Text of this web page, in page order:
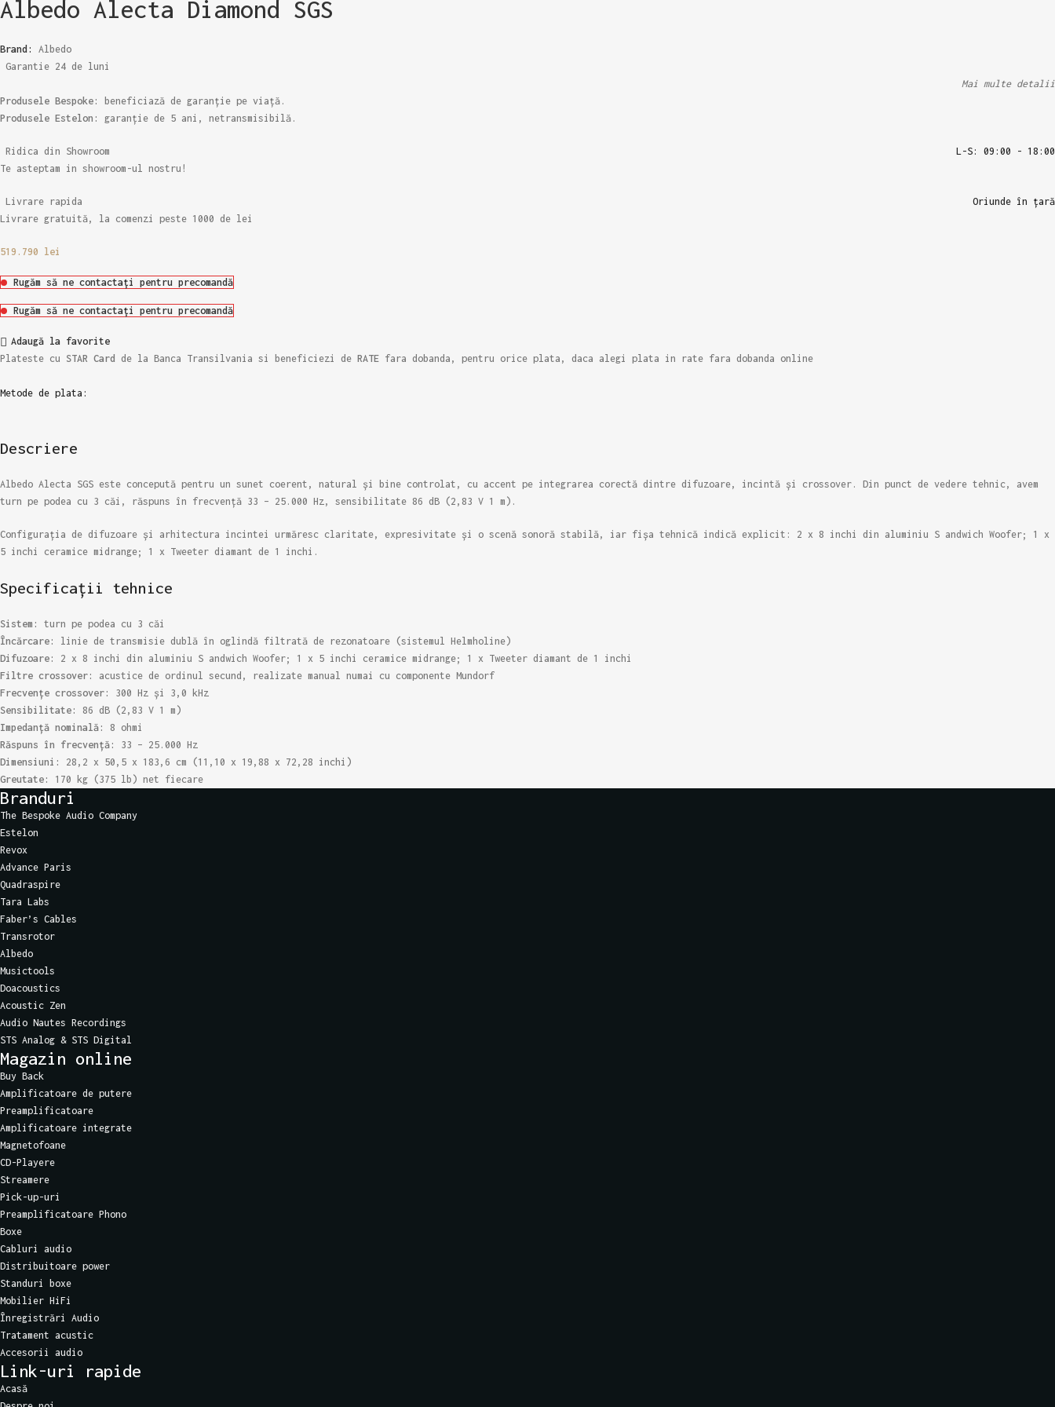
Albedo Alecta Diamond SGS
Brand: Albedo
Garantie 24 de luni
Mai multe detalii
Produsele Bespoke:
beneficiază de garanție pe viață.
Produsele Estelon:
garanție de 5 ani, netransmisibilă.
Ridica din Showroom
Te asteptam in showroom-ul nostru!
L-S: 09:00 - 18:00
Livrare rapida
Livrare gratuită, la comenzi peste 1000 de lei
Oriunde în țară
519.790 lei
Rugăm să ne contactați pentru precomandă
Rugăm să ne contactați pentru precomandă
Adaugă la favorite
Plateste cu STAR Card de la Banca Transilvania si beneficiezi de RATE fara dobanda, pentru orice plata, daca alegi plata in rate fara dobanda online
Metode de plata:
Descriere
Albedo Alecta SGS este concepută pentru un sunet coerent, natural și bine controlat, cu accent pe integrarea corectă dintre difuzoare, incintă și crossover. Din punct de vedere tehnic, avem
turn pe podea cu 3 căi, răspuns în frecvență 33 – 25.000 Hz, sensibilitate 86 dB (2,83 V 1 m).
Configurația de difuzoare și arhitectura incintei urmăresc claritate, expresivitate și o scenă sonoră stabilă, iar fișa tehnică indică explicit: 2 x 8 inchi din aluminiu S andwich Woofer; 1 x
5 inchi ceramice midrange; 1 x Tweeter diamant de 1 inchi.
Specificații tehnice
Sistem:
turn pe podea cu 3 căi
Încărcare:
linie de transmisie dublă în oglindă filtrată de rezonatoare (sistemul Helmholine)
Difuzoare:
2 x 8 inchi din aluminiu S andwich Woofer; 1 x 5 inchi ceramice midrange; 1 x Tweeter diamant de 1 inchi
Filtre crossover:
acustice de ordinul secund, realizate manual numai cu componente Mundorf
Frecvențe crossover:
300 Hz și 3,0 kHz
Sensibilitate:
86 dB (2,83 V 1 m)
Impedanță nominală:
8 ohmi
Răspuns în frecvență:
33 – 25.000 Hz
Dimensiuni:
28,2 x 50,5 x 183,6 cm (11,10 x 19,88 x 72,28 inchi)
Greutate:
170 kg (375 lb) net fiecare
Branduri
The Bespoke Audio Company
Estelon
Revox
Advance Paris
Quadraspire
Tara Labs
Faber’s Cables
Transrotor
Albedo
Musictools
Doacoustics
Acoustic Zen
Audio Nautes Recordings
STS Analog & STS Digital
Magazin online
Buy Back
Amplificatoare de putere
Preamplificatoare
Amplificatoare integrate
Magnetofoane
CD-Playere
Streamere
Pick-up-uri
Preamplificatoare Phono
Boxe
Cabluri audio
Distribuitoare power
Standuri boxe
Mobilier HiFi
Înregistrări Audio
Tratament acustic
Accesorii audio
Link-uri rapide
Acasă